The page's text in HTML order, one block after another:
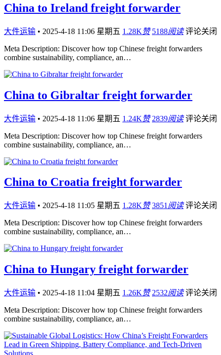
China to Ireland freight forwarder
大件运输 • 2025-4-18 11:06 星期五 1.28K赞 5188阅读 评论关闭
Meta Description: Discover how top Chinese freight forwarders
combine sustainability, compliance, an…
China to Gibraltar freight forwarder
大件运输 • 2025-4-18 11:06 星期五 1.24K赞 2839阅读 评论关闭
Meta Description: Discover how top Chinese freight forwarders
combine sustainability, compliance, an…
China to Croatia freight forwarder
大件运输 • 2025-4-18 11:05 星期五 1.28K赞 3851 阅读 评论关闭
Meta Description: Discover how top Chinese freight forwarders
combine sustainability, compliance, an…
China to Hungary freight forwarder
大件运输 • 2025-4-18 11:04 星期五 1.26K赞 2532阅读 评论关闭
Meta Description: Discover how top Chinese freight forwarders
combine sustainability, compliance, an…